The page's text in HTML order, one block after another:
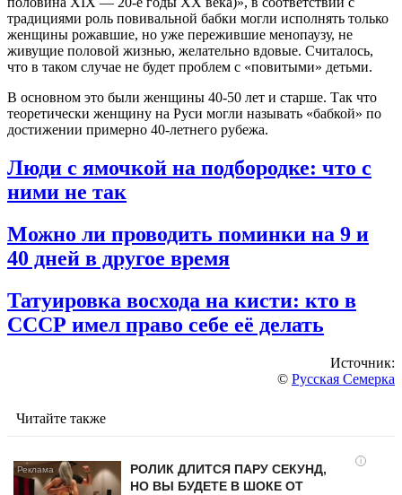
традициями роль повивальной бабки могли исполнять только
женщины рожавшие, но уже пережившие менопаузу, не
живущие половой жизнью, желательно вдовые. Считалось,
что в таком случае не будет проблем с «повитыми» детьми.
В основном это были женщины 40-50 лет и старше. Так что
теоретически женщину на Руси могли называть «бабкой» по
достижении примерно 40-летнего рубежа.
Люди с ямочкой на подбородке: что с
ними не так
Можно ли проводить поминки на 9 и
40 дней в другое время
Татуировка восхода на кисти: кто в
СССР имел право себе её делать
Источник:
© Русская Семерка
Читайте также
i
РОЛИК ДЛИТСЯ ПАРУ СЕКУНД,
НО ВЫ БУДЕТЕ В ШОКЕ ОТ